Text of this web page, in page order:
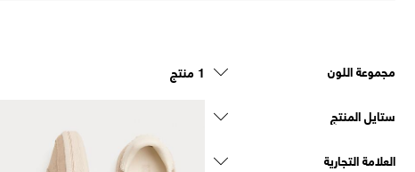
مجموعة اللون
ستايل المنتج
العلامة التجارية
1 منتج